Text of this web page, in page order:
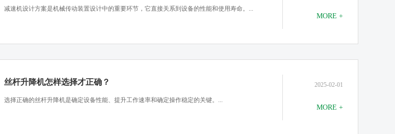
​减速机设计方案是机械传动装置设计中的重要环节，它直接关系到设备的性能和使用寿命。...
MORE +
丝杆升降机怎样选择才正确？
​选择正确的丝杆升降机是确定设备性能、提升工作速率和确定操作稳定的关键。...
2025-02-01
MORE +